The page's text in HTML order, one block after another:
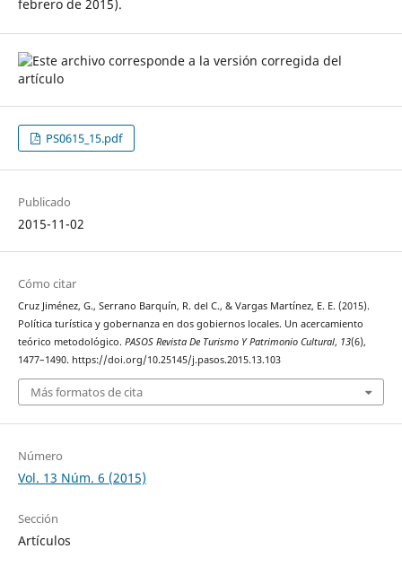
febrero de 2015).
PS0615_15.pdf
Publicado
2015-11-02
Cómo citar
Cruz Jiménez, G., Serrano Barquín, R. del C., & Vargas Martínez, E. E. (2015).
Política turística y gobernanza en dos gobiernos locales. Un acercamiento
teórico metodológico. PASOS Revista De Turismo Y Patrimonio Cultural, 13(6),
1477–1490. https://doi.org/10.25145/j.pasos.2015.13.103
Más formatos de cita
Número
Vol. 13 Núm. 6 (2015)
Sección
Artículos